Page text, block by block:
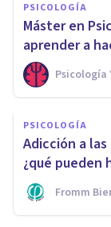
PSICOLOGÍA
Máster en
aprender a
Psicología
PSICOLOGÍA
Adicción a
¿qué pueden
Fromm